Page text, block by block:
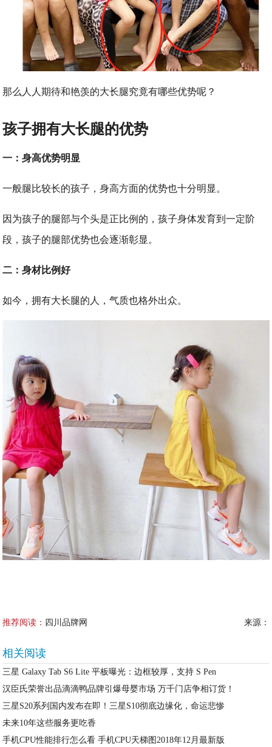
那么人人期待和艳羡的大长腿究竟有哪些优势呢？
孩子拥有大长腿的优势
一：身高优势明显
一般腿比较长的孩子，身高方面的优势也十分明显。
因为孩子的腿部与个头是正比例的，孩子身体发育到一定阶
段，孩子的腿部优势也会逐渐彰显。
二：身材比例好
如今，拥有大长腿的人，气质也格外出众。
推荐阅读： 四川品牌网 来源：
相关阅读
三星 Galaxy Tab S6 Lite 平板曝光：边框较厚，支持 S Pen
汉臣氏荣誉出品滴滴鸭品牌引爆母婴市场 万千门店争相订货！
三星S20系列国内发布在即！三星S10彻底边缘化，命运悲惨
未来10年这些服务更吃香
手机CPU性能排行怎么看 手机CPU天梯图2018年12月最新版